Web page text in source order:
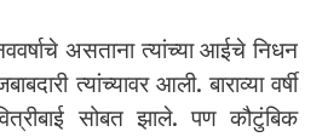
असताना त्यांच्या आईचे निधन
त्यांच्यावर आली. बाराव्या वर्षी
सोबत झाले. पण कौटुंबिक